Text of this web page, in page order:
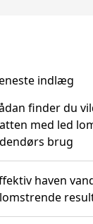
indlæg
finder du
med led
brug
haven